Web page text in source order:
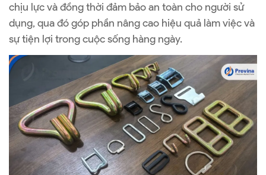
chịu lực và đồng thời đảm bảo an toàn cho người sử
dụng, qua đó góp phần nâng cao hiệu quả làm việc và
sự tiện lợi trong cuộc sống hàng ngày.